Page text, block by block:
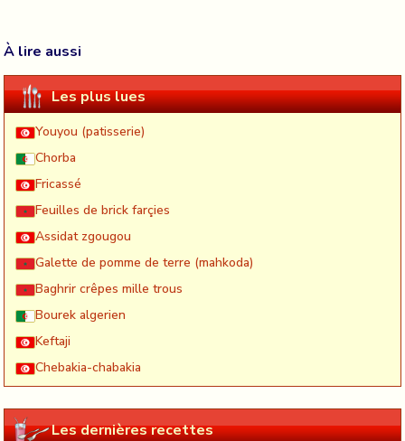
À lire aussi
Les plus lues
Youyou (patisserie)
Chorba
Fricassé
Feuilles de brick farçies
Assidat zgougou
Galette de pomme de terre (mahkoda)
Baghrir crêpes mille trous
Bourek algerien
Keftaji
Chebakia-chabakia
Les dernières recettes